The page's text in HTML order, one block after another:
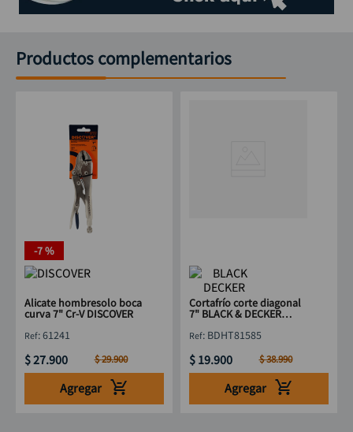
Productos complementarios
-7 %
Alicate hombresolo boca
curva 7" Cr-V DISCOVER
:61241
$27.900 $29.900
Agregar
Cortafrío corte diagonal
7" BLACK & DECKER
: BDHT81585
$ 19.900 $38.990
Agregar